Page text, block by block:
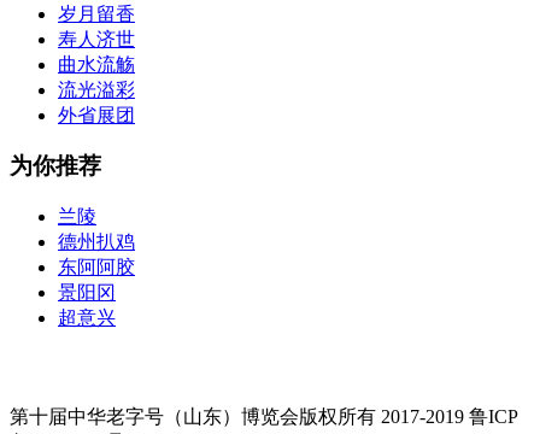
岁月留香
寿人济世
曲水流觞
流光溢彩
外省展团
为你推荐
兰陵
德州扒鸡
东阿阿胶
景阳冈
超意兴
第十届中华老字号（山东）博览会版权所有 2017-2019 鲁ICP